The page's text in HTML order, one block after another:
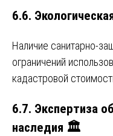
6.6.
Наличие санитарно-
ограничений
кадастровой
6.7. Экспертиза
наследия 🏛️